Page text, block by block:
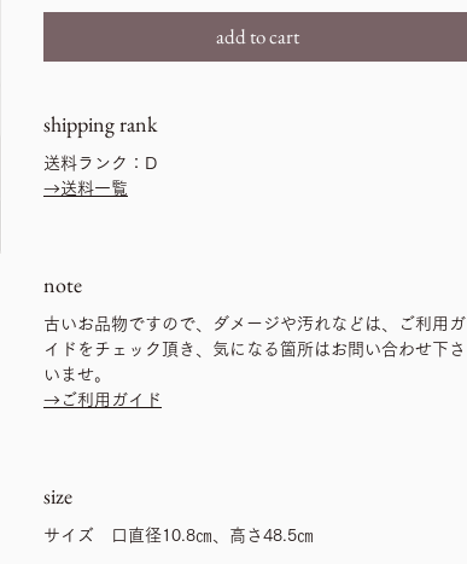
add to cart
shipping rank
送料ランク：D
→送料一覧
note
古いお品物ですので、ダメージや汚れなどは、ご利用ガ
イドをチェック頂き、気になる箇所はお問い合わせ下さ
いませ。
→ご利用ガイド
size
サイズ 口直径10.8㎝、高さ48.5㎝